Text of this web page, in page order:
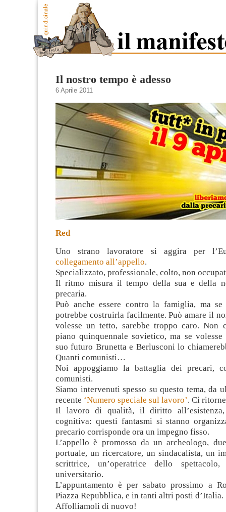
Il nostro tempo è adesso
6 Aprile 2011
Red
Uno strano lavoratore si aggira per
collegamento all’appello.
Specializzato, professionale, colto, non
Il ritmo misura il tempo della sua e della
precaria.
Può anche essere contro la famiglia, ma
potrebbe costruirla facilmente. Può amare il
volesse un tetto, sarebbe troppo caro. Non
piano quinquennale sovietico, ma se
suo futuro Brunetta e Berlusconi lo
Quanti comunisti…
Noi appoggiamo la battaglia dei precari,
comunisti.
Siamo intervenuti spesso su questo tema, da
recente ‘Numero speciale sul lavoro’. Ci
Il lavoro di qualità, il diritto
cognitiva: questi fantasmi si stanno
precario corrisponde ora un impegno fisso.
L’appello è promosso da un archeologo,
portuale, un ricercatore, un sindacalista, un
scrittrice, un’operatrice dello spettacolo,
universitario.
L’appuntamento è per sabato prossimo a
Piazza Repubblica, e in tanti altri posti d’Italia.
Affolliamoli di nuovo!